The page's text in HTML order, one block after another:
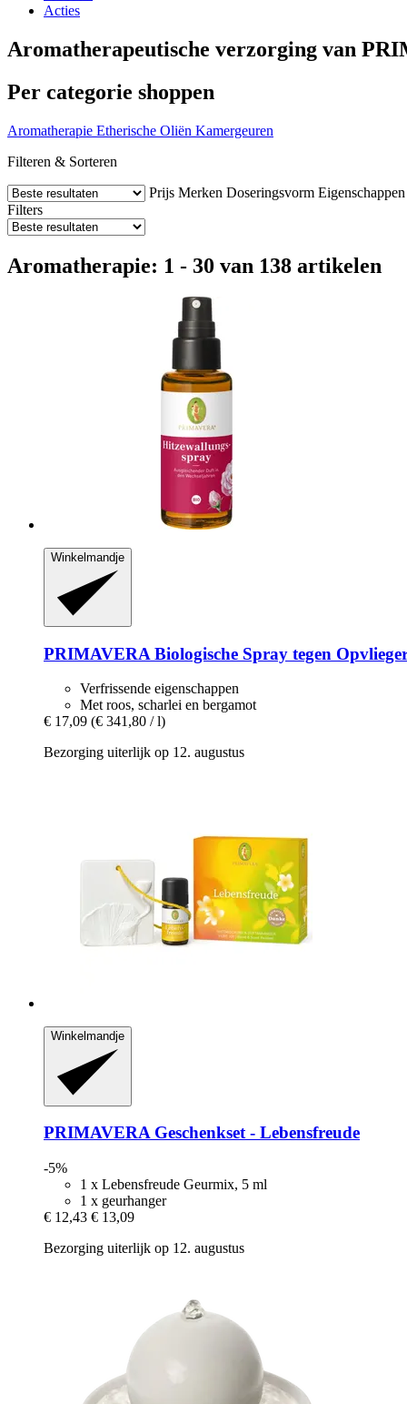
Acties
Aromatherapeutische verzorging van
Per categorie shoppen
Aromatherapie Etherische Oliën Kamergeuren
Filteren & Sorteren
Prijs Merken Doseringsvorm Eigenschappen
Filters
Aromatherapie: 1 - 30 van 138 artikelen
Winkelmandje
PRIMAVERA Biologische Spray tegen
Verfrissende eigenschappen
Met roos, scharlei en bergamot
€ 17,09 (€ 341,80 / l)
Bezorging uiterlijk op 12. augustus
Winkelmandje
PRIMAVERAGeschenkset -​ Lebensfreude
-5%
1 x Lebensfreude Geurmix, 5 ml
1 x geurhanger
€ 12,43 € 13,09
Bezorging uiterlijk op 12. augustus